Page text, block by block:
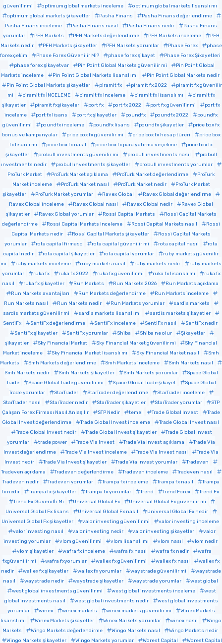
güvenilir mi
optimum global markets inceleme
optimum global markets lisanslı mı
optimum global markets şikayetler
Pasha Finans
Pasha Finans değerlendirme
Pasha Finans inceleme
Pasha Finans nasıl Pasha Finans nedir
Pasha Finans
yorumlar
PFH Markets PFH Markets değerlendirme PFH Markets inceleme
PFH
Markets nedir
PFH Markets şikayetler PFH Markets yorumlar Phase Forex
phase
forex çekim
Phase Forex Güvenilir Mi? phase forex şikayet
Phase Forex Şikayetleri
phase forex şikayetvar
Pin Point Global Markets güvenilir mi
Pin Point Global
Markets inceleme
Pin Point Global Markets lisanslı mı
Pin Point Global Markets nedir
Pin Point Global Markets şikayetler
piramit fx piramit fx 2022
piramit fx güvenilir
mi
piramit fx İNCELEME piramit fx inceleme piramit fx lisanslı mı
piramit fx
şikayetler
piramit fxşikayeler port fx port fx 2022 port fx güvenilir mi
port fx
inceleme
port fx lisans port fx şikayetler poundfx poundfx 2022
poundfx
güvenilir mi
poundfx inceleme poundfx lisans poundfx şikayetler
price box fx
bonus ve kampanyalar
price box fx güvenilir mi price box fx hesap türeri
price box
fx lisanlı mı
price box fx nasıl price box fx para yatırma ve çekme
price box fx
şikayetler
probull ınvestments güvenilir mi probull ınvestments nasıl
probull
ınvestments nedir
probull ınvestments şikayetler
probull ınvestments yorumlar
ProTurk Market
ProTurk Market açıklama ProTurk Market değerlendirme
ProTurk
Market inceleme
ProTurk Market nasıl ProTurk Market nedir
ProTurk Market
şikayetler
ProTurk Market yorumlar Ravex Global
Ravex Global değerlendirme
Ravex Global inceleme
Ravex Global nasıl Ravex Global nedir
Ravex Global
şikayetler
Ravex Global yorumlar Rossi Capital Markets
Rossi Capital Markets
değerlendirme
Rossi Capital Markets inceleme Rossi Capital Markets nasıl
Rossi
Capital Markets nedir
Rossi Capital Markets şikayetler
Rossi Capital Markets
yorumlar
rota capital firmaso rota capital güvenilir mi rota capital nasıl
rota
capital nedir
rota capital şikayetler rota capital yorumlar
ruby markets güvenilir
mi
ruby markets inceleme ruby markets nasıl ruby markets nedir
ruby markets
yorumlar
ruka fx ruka fx 2022 ruka fx güvenilir mi ruka fx lisanslı mı
ruka fx
nasıl
ruka fx şikayetler Run Markets Run Markets 2026
Run Markets açıklama
Run Markets avantajları
Run Markets değerlendirme
Run Markets inceleme
Run Markets nasıl
Run Markets nedir Run Markets yorumlar
sardis markets
sardis markets güvenilir mi
sardis markets lisanslı mı
sardis markets şikayetler
SentiFx
SentiFx değerlendirme SentiFx inceleme SentiFx nasıl
SentiFx nedir
SentiFx şikayetler
SentiFx yorumlar Shiba Shiba ne olur
Şikayetler
şikayetler
Sky Financial Market Sky Financial Market güvenilir mi
Sky Financial
Market inceleme
Sky Financial Market lisanslı mı Sky Financial Market nasıl
Smh
Markets
Smh Markets değerlendirme Smh Markets inceleme
Smh Markets nasıl
Smh Markets nedir
Smh Markets şikayetler Smh Markets yorumlar
Space Global
Trade
Space Global Trade güvenilir mi Space Global Trade şikayet
Space Global
Trade yorumlar
StarTrader StarTrader değerlendirme
StarTrader inceleme
StarTrader nasıl
StarTrader nedir StarTrader şikayetler StarTrader yorumlar
STP
Çalışan Forex Firması Nasıl Anlaşılır
STP Nedir temel Trade Global Invest
Trade
Global Invest değerlendirme
Trade Global Invest inceleme
Trade Global Invest nasıl
Trade Global Invest nedir
Trade Global Invest şikayetler
Trade Global Invest
yorumlar
trade power Trade Via Invest Trade Via Invest açıklama
Trade Via
Invest değerlendirme
Trade Via Invest inceleme Trade Via Invest nasıl
Trade Via
Invest nedir
Trade Via Invest şikayetler Trade Via Invest yorumlar
Tradeven
Tradeven açıklama
Tradeven değerlendirme Tradeven inceleme
Tradeven nasıl
Tradeven nedir
Tradeven yorumlar Trampa fx inceleme Trampa fx nasıl
Trampa
fx nedir
Trampa fx şikayetler Trampa fx yorumlar Trend Trend Forex
Trend Fx
Trend Fx Güvenilİr Mi
Universal Global Fx
Universal Global Fx güvenilir mi
Universal Global Fx lisans
Universal Global Fx nasıl
Universal Global Fx nedir
Universal Global Fx şikayetler
valor investing güvenilir mi
valor investing inceleme
valor investing nasıl
valor investing nedir valor investing şikayetler
valor
investing yorumlar
vlom güvenilir mi vlom lisanslı mı vlom nasıl
vlom nedir
vlom şikayetler
wafra fx inceleme wafra fx nasıl wafra fx nedir
wafra
fxgüvenilir mi
wafra fxyorumlar wallex fx güvenilir mi wallex fx nasıl
wallex fx
nedir
wallex fx şikayetler wallex fx yorumlar waystrade güvenilir mi
waystrade
nasıl
waystrade nedir waystrade şikayetler waystrade yorumlar
west global
west global investments güvenilir mi
west global investments inceleme
west
global investments nasıl
west global investments nedir
west global investments
yorumlar
winex winex markets winex markets güvenilir mi
Winex Markets
lisanslı mı
Winex Markets şikayetler Winex Markets yorumlar winex nasıl
Wingo
Markets
Wingo Markets değerlendirme Wingo Markets nasıl
Wingo Markets nedir
Wingo Markets şikayetler
Wingo Markets yorumlar Worest Capital Worest Capital